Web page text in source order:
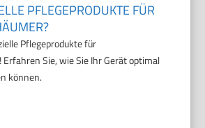
PFLEGEPRODUKTE FÜR
Pflegeprodukte für
Sie, wie Sie Ihr Gerät optimal
können.